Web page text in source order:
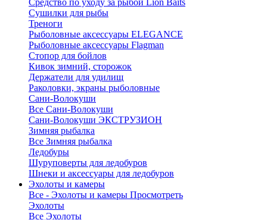
Средство по уходу за рыбой Lion Baits
Сушилки для рыбы
Треноги
Рыболовные аксессуары ELEGANCE
Рыболовные аксессуары Flagman
Стопор для бойлов
Кивок зимний, сторожок
Держатели для удилищ
Раколовки, экраны рыболовные
Сани-Волокуши
Все Сани-Волокуши
Сани-Волокуши ЭКСТРУЗИОН
Зимняя рыбалка
Все Зимняя рыбалка
Ледобуры
Шуруповерты для ледобуров
Шнеки и аксессуары для ледобуров
Эхолоты и камеры
Все - Эхолоты и камеры Просмотреть
Эхолоты
Все Эхолоты